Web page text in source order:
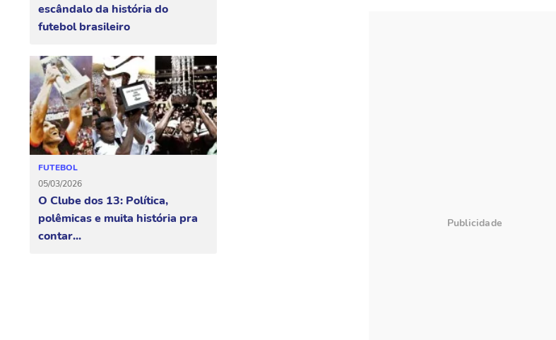
escândalo da história do
futebol brasileiro
FUTEBOL
05/03/2026
O Clube dos 13: Política,
polêmicas e muita história pra
contar...